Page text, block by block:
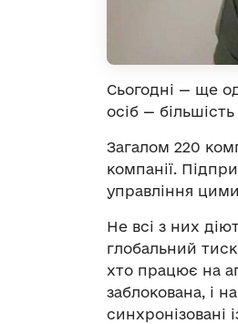
Сьогодні — ще
осіб —
Загалом 220
компанії.
управління
Не всі з них
глобальний
хто працює на
заблокована, і
синхронізовані